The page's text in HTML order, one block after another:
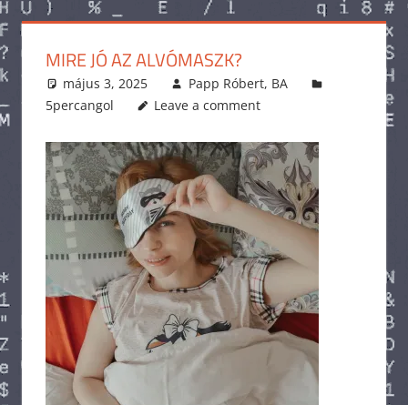
MIRE JÓ AZ ALVÓMASZK?
május 3, 2025
Papp Róbert, BA
5percangol
Leave a comment